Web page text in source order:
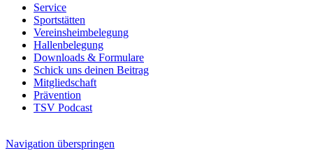
Service
Sportstätten
Vereinsheimbelegung
Hallenbelegung
Downloads & Formulare
Schick uns deinen Beitrag
Mitgliedschaft
Prävention
TSV Podcast
Navigation überspringen